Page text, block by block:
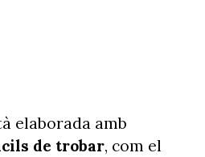
elaborada amb
de trobar, com el